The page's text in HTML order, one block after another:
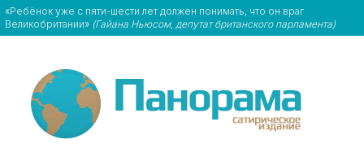
«Ребёнок уже с пяти-шести лет должен понимать, что он враг
Великобритании» (Гайана Ньюсом, депутат британского парламента)